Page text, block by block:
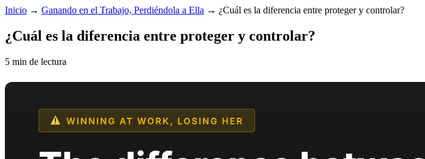
Inicio → Ganando en el Trabajo, Perdiéndola a Ella → ¿Cuál es la diferencia entre proteger y controlar?
¿Cuál es la diferencia entre proteger y controlar?
5 min de lectura